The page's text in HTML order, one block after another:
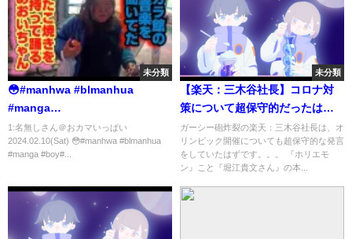
未分類
😳#manhwa #blmanhua
#manga
#boy#gay#blseries#jinx#romance
#cute#couple#yaoi#yaoi
manga#shortsfeed
1:名無しさん＠おカマいっぱい
2024.02.10(Sat) 😳#manhwa #blmanhua
#manga #boy#...
未分類
【楽天：三木谷社長】コロナ対
策について超保守的だったはず
では？！#ホリエモン堀江貴文
ch#ホリエモン選挙#堀江貴文選
挙#乙武洋匡#立花孝志#自民党#
史ガーシー
ガーシー砲炸裂の楽天：三木谷社長は、オ
リンピック開催についても超保守的な発言
をしていたはずです。。。 『ホリエモ
ン』こと『堀江貴文さん』の本...